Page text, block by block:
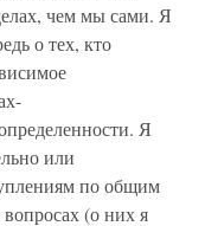
чем мы сами. Я
о тех, кто
Я
или
по общим
(о них я